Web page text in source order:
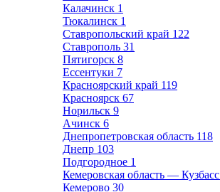
Калачинск 1
Тюкалинск 1
Ставропольский край 122
Ставрополь 31
Пятигорск 8
Ессентуки 7
Красноярский край 119
Красноярск 67
Норильск 9
Ачинск 6
Днепропетровская область 118
Днепр 103
Подгородное 1
Кемеровская область — Кузбасс
Кемерово 30